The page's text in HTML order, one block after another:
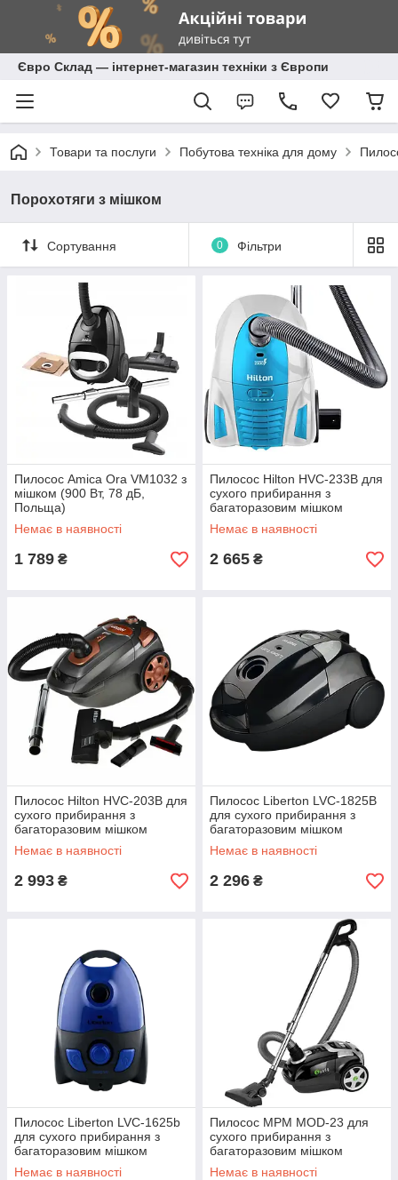
Євро Склад — інтернет-магазин техніки з Європи
Товари та послуги Побутова техніка для дому
Порохотяги з мішком
Сортування 0 Фільтри
Пилосос Amica Ora VM1032 з
мішком (900 Вт, 78 дБ,
Польща)
Немає в наявності
1 789 ₴
Пилосос Hilton HVC-233B для
сухого прибирання з
багаторазовим мішком
(2300Вт)
Немає в наявності
2 665 ₴
Пилосос Hilton HVC-203B для
сухого прибирання з
багаторазовим мішком
(2000Вт)
Немає в наявності
2 993 ₴
Пилосос Liberton LVC-1825B
для сухого прибирання з
багаторазовим мішком
(1800Вт, Німеччина)
Немає в наявності
2 296 ₴
Пилосос Liberton LVC-1625b
для сухого прибирання з
багаторазовим мішком
(1600Вт, Німеччина)
Немає в наявності
Пилосос MPM MOD-23 для
сухого прибирання з
багаторазовим мішком
(750Вт, Польща)
Немає в наявності